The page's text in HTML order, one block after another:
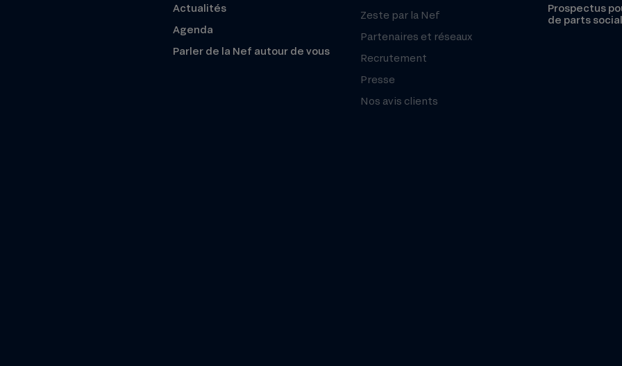
Actualités
Agenda
Parler de la Nef autour de vous
Zeste par la Nef
Partenaires et réseaux
Recrutement
Presse
Nos avis clients
Prospectus
de parts